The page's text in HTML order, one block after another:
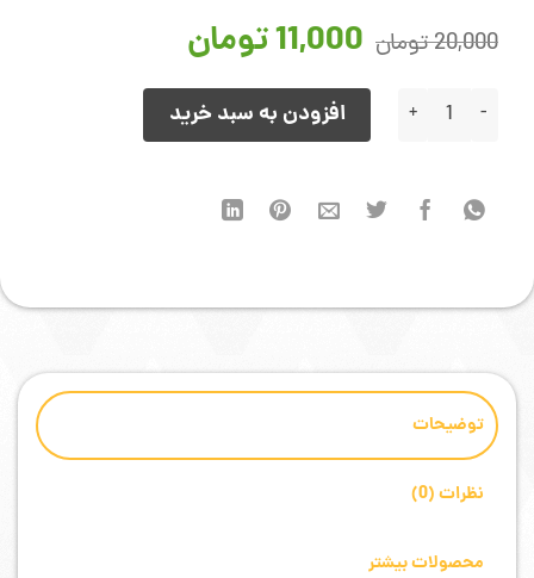
20,000تومان
قیمت
اصلی:
20,000 تومان
بود.
11,000تومانفعلی:
فایل روت Samsung A137F اندروید 12 باینری 1 بیلد AVF1 عدد افزودن به سبد خرید
توضیحات
نظرات (0)
محصولات بیشتر